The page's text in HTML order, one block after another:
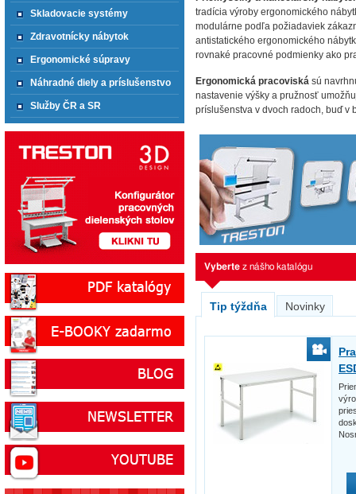
tradícia výroby ergonomického
modulárne podľa požiadaviek
antistatického ergonomického
rovnaké pracovné podmienky ako
Ergonomická pracoviská sú
nastavenie výšky a pružnosť
príslušenstva v dvoch radoch, buď v
Vyberte z nášho katalógu
Tip týždňa Novinky
Skladovacie systémy
Zdravotnícky nábytok
Ergonomické súpravy
Náhradné diely a príslušenstvo
Služby ČR a SR